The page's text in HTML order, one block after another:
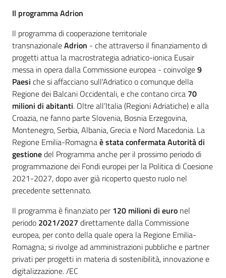
Il programma Adrion
Il programma di cooperazione territoriale
transnazionaleAdrion - che attraverso il finanziamento di
progetti attua la macrostrategia adriatico-ionica Eusair
messa in opera dalla Commissione europea - coinvolge9
Paesi che si affacciano sull'Adriatico o comunque della
Regione dei Balcani Occidentali, e che contano circa 70
milioni di abitanti. Oltre all’Italia (Regioni Adriatiche) e alla
Croazia, ne fanno parte Slovenia, Bosnia Erzegovina,
Montenegro, Serbia, Albania, Grecia e Nord Macedonia. La
Regione Emilia-Romagnaè stata confermata Autorità di
gestionedel Programma anche per il prossimo periodo di
programmazione dei Fondi europei per la Politica di Coesione
2021-2027, dopo aver già ricoperto questo ruolo nel
precedente settennato.
Il programma è finanziato per120 milioni di euro nel
periodo 2021/2027 direttamente dalla Commissione
europea, per conto della quale opera la Regione Emilia-
Romagna; si rivolge ad amministrazioni pubbliche e partner
privati per progetti in materia di sostenibilità, innovazione e
digitalizzazione. /EC